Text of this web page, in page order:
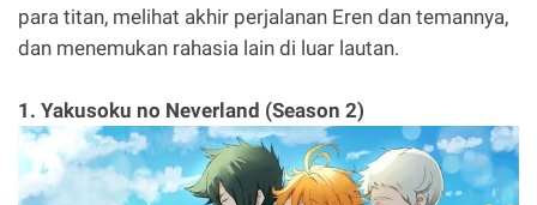
para titan, melihat akhir perjalanan Eren dan temannya,
dan menemukan rahasia lain di luar lautan.
1. Yakusoku no Neverland (Season 2)